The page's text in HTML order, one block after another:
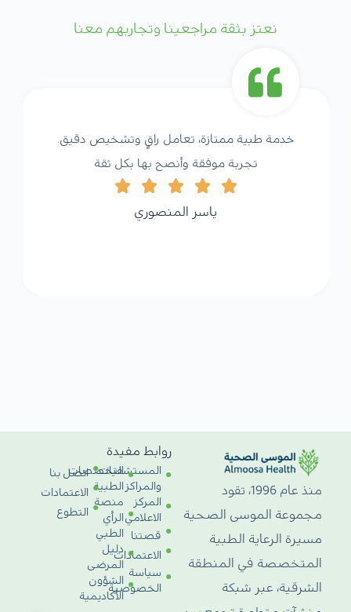
نعتز بثقة مراجعينا وتجاربهم معنا
خدمة طبية ممتازة، تعامل راقٍ وتشخيص دقيق.
تجربة موفقة وأنصح بها بكل ثقة
ياسر المنصوري
منذ عام 1996، تقود
مجموعة الموسى الصحية
مسيرة الرعاية الطبية
المتخصصة في المنطقة
الشرقية، عبر شبكة
روابط مفيدة
المستشفيات
والمراكز
المركز
الاعلامي
قصتنا
الاعتمادات
سياسة
الخصوصية
التخصصات
الطبية
منصة
الرأي
الطبي
دليل
المرضى
الشؤون
الأكاديمية
اتصل بنا
الاعتمادات
التطوع